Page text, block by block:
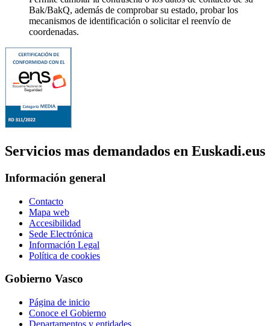
Bak/BakQ, además de comprobar su estado, probar los
mecanismos de identificación o solicitar el reenvío de
coordenadas.
Servicios mas demandados en Euskadi.eus
Información general
Contacto
Mapa web
Accesibilidad
Sede Electrónica
Información Legal
Política de cookies
Gobierno Vasco
Página de inicio
Conoce el Gobierno
Departamentos y entidades